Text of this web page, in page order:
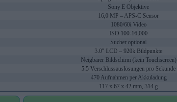
Sony E Objektive
16,0 MP – APS-C Sensor
1080/60i Video
ISO 100-16,000
Sucher optional
3.0" LCD – 920k Bildpunkte
Neigbarer Bildschirm (kein Touchscreen)
5.5 Verschlussauslösungen pro Sekunde
470 Aufnahmen per Akkuladung
117 x 67 x 42 mm, 314 g